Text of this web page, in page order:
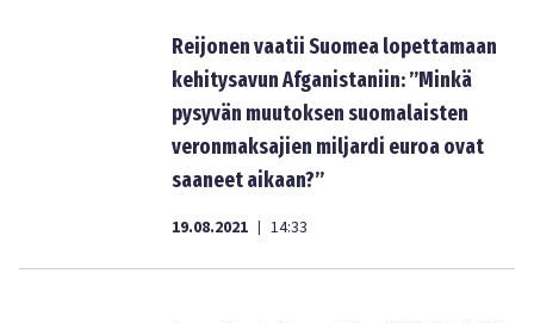
Reijonen vaatii Suomea lopettamaan
kehitysavun Afganistaniin: ”Minkä
pysyvän muutoksen suomalaisten
veronmaksajien miljardi euroa ovat
saaneet aikaan?”
19.08.2021 | 14:33